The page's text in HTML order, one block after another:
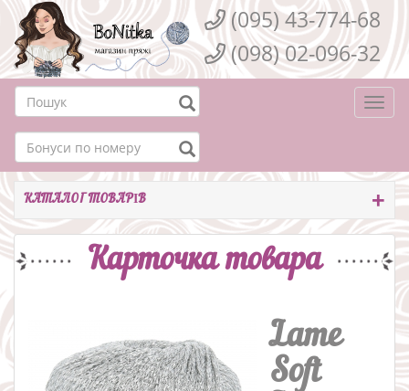
(095) 43-774-68
(098) 02-096-32
КАТАЛОГ ТОВАРІВ
Карточка товара
Lame
Soft